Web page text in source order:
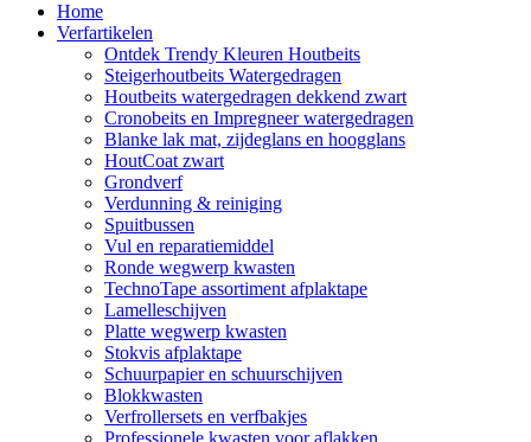
Home
Verfartikelen
Ontdek Trendy Kleuren Houtbeits
Steigerhoutbeits Watergedragen
Houtbeits watergedragen dekkend zwart
Cronobeits en Impregneer watergedragen
Blanke lak mat, zijdeglans en hoogglans
HoutCoat zwart
Grondverf
Verdunning & reiniging
Spuitbussen
Vul en reparatiemiddel
Ronde wegwerp kwasten
TechnoTape assortiment afplaktape
Lamelleschijven
Platte wegwerp kwasten
Stokvis afplaktape
Schuurpapier en schuurschijven
Blokkwasten
Verfrollersets en verfbakjes
Professionele kwasten voor aflakken